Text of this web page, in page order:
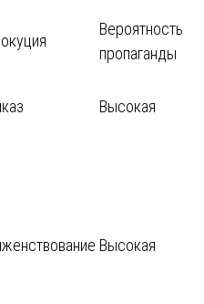
Вероятность
пропаганды
Высокая
Высокая